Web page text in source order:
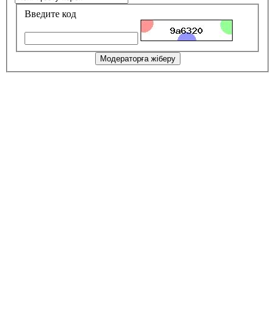
Введите код
Модераторға жіберу